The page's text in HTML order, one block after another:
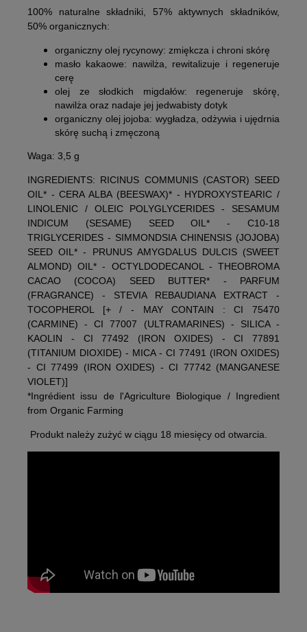
100% naturalne składniki, 57% aktywnych składników,
50% organicznych:
organiczny olej rycynowy: zmiękcza i chroni skórę
masło kakaowe: nawilża, rewitalizuje i regeneruje
cerę
olej ze słodkich migdałów: regeneruje skórę,
nawilża oraz nadaje jej jedwabisty dotyk
organiczny olej jojoba: wygładza, odżywia i ujędrnia
skórę suchą i zmęczoną
Waga: 3,5 g
INGREDIENTS: RICINUS COMMUNIS (CASTOR) SEED
OIL* - CERA ALBA (BEESWAX)* - HYDROXYSTEARIC /
LINOLENIC / OLEIC POLYGLYCERIDES - SESAMUM
INDICUM (SESAME) SEED OIL* - C10-18
TRIGLYCERIDES - SIMMONDSIA CHINENSIS (JOJOBA)
SEED OIL* - PRUNUS AMYGDALUS DULCIS (SWEET
ALMOND) OIL* - OCTYLDODECANOL - THEOBROMA
CACAO (COCOA) SEED BUTTER* - PARFUM
(FRAGRANCE) - STEVIA REBAUDIANA EXTRACT -
TOCOPHEROL [+ / - MAY CONTAIN : CI 75470
(CARMINE) - CI 77007 (ULTRAMARINES) - SILICA -
KAOLIN - CI 77492 (IRON OXIDES) - CI 77891
(TITANIUM DIOXIDE) - MICA - CI 77491 (IRON OXIDES)
- CI 77499 (IRON OXIDES) - CI 77742 (MANGANESE
VIOLET)]
*Ingrédient issu de l'Agriculture Biologique / Ingredient
from Organic Farming
Produkt należy zużyć w ciągu 18 miesięcy od otwarcia.